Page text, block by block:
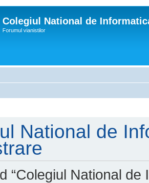
Colegiul National de
Forumul vianistilor
National de
“Colegiul National de